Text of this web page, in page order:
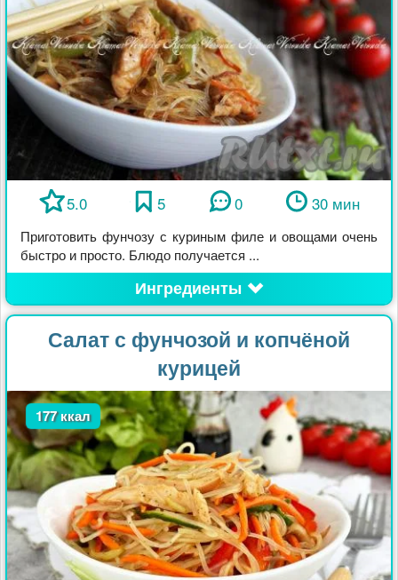
5.0 5 0 30 мин
Приготовить фунчозу с куриным филе и овощами очень
быстро и просто. Блюдо получается ...
Ингредиенты
Салат с фунчозой и копчёной
курицей
177 ккал